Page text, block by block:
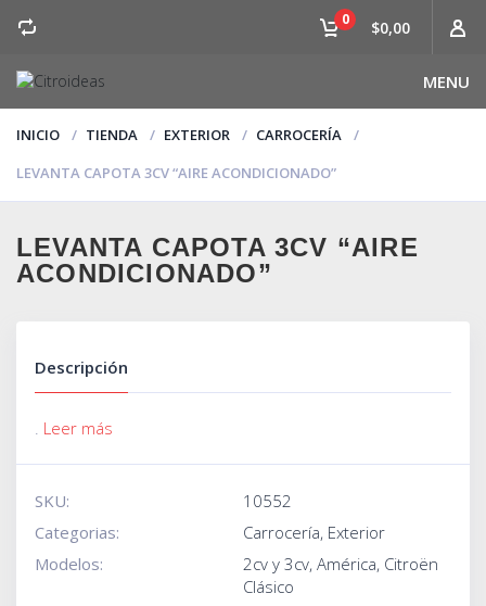
MENU
0 $0,00
INICIO TIENDA EXTERIOR
CARROCERÍA
LEVANTA CAPOTA 3CV “AIRE ACONDICIONADO”
LEVANTA CAPOTA 3CV “AIRE
ACONDICIONADO”
Descripción
. Leer más
SKU:
10552
Categorias:
Carrocería, Exterior
Modelos:
2cv y 3cv, América, Citroën
Clásico